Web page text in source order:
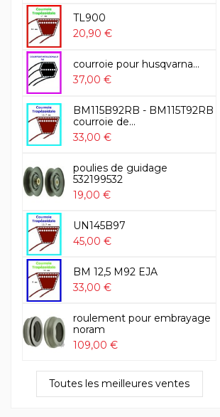
TL900
20,90 €
courroie pour husqvarna...
37,00 €
BM115B92RB - BM115T92RB
courroie de...
33,00 €
poulies de guidage
532199532
19,00 €
UN145B97
45,00 €
BM 12,5 M92 EJA
33,00 €
roulement pour embrayage
noram
109,00 €
Toutes les meilleures ventes